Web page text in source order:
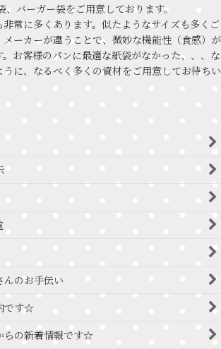
、バーガー袋をご用意しております。
常に多くあります。似たようなサイズも多くご
ーカーが違うことで、微妙な機能性（食感）が
お客様のパンに最適な紙袋がなかった、、、な
うに、なるべく多くの資材をご用意してお待ちい
んのお手伝い
です☆
らの新着情報です☆